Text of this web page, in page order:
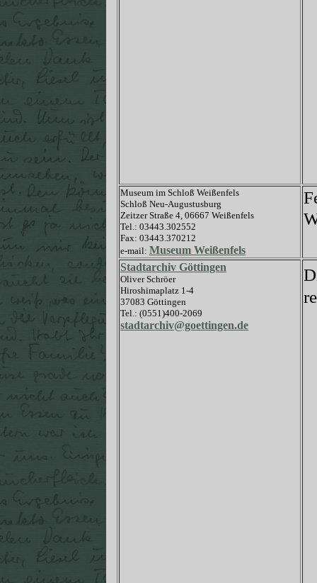
Museum im Schloß Weißenfels
Schloß Neu-Augustusburg
Zeitzer Straße 4, 06667 Weißenfels
Tel.: 03443.302552
Fax: 03443.370212
e-mail: Museum Weißenfels
Stadtarchiv Göttingen
Oliver Schröer
Hiroshimaplatz 1-4
37083 Göttingen
Tel.: (0551)400-2069
stadtarchiv@goettingen.de